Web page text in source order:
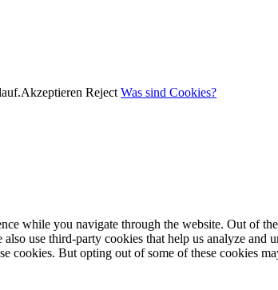
Akzeptieren Reject Was sind Cookies?
while you navigate through the website. Out of
use third-party cookies that help us analyze
cookies. But opting out of some of these cookies